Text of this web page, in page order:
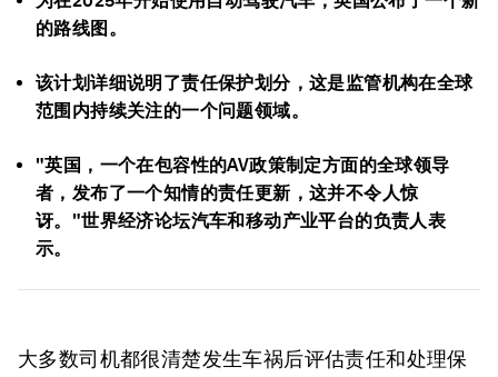
的路线图。
该计划详细说明了责任保护划分，这是监管机构在全球
范围内持续关注的一个问题领域。
"英国，一个在包容性的AV政策制定方面的全球领导
者，发布了一个知情的责任更新，这并不令人惊
讶。"世界经济论坛汽车和移动产业平台的负责人表
示。
大多数司机都很清楚发生车祸后评估责任和处理保